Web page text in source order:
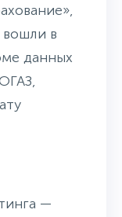
вошли в
данных
—